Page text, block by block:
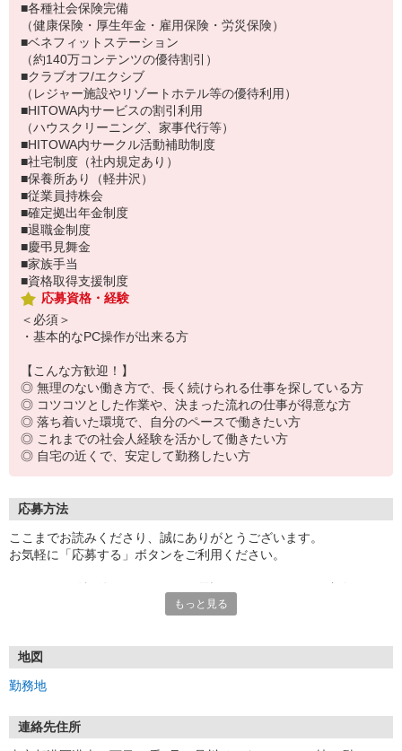
■各種社会保険完備
（健康保険・厚生年金・雇用保険・労災保険）
■ベネフィットステーション
（約140万コンテンツの優待割引）
■クラブオフ/エクシブ
（レジャー施設やリゾートホテル等の優待利用）
■HITOWA内サービスの割引利用
（ハウスクリーニング、家事代行等）
■HITOWA内サークル活動補助制度
■社宅制度（社内規定あり）
■保養所あり（軽井沢）
■従業員持株会
■確定拠出年金制度
■退職金制度
■慶弔見舞金
■家族手当
■資格取得支援制度
応募資格・経験
＜必須＞
・基本的なPC操作が出来る方
【こんな方歓迎！】
◎ 無理のない働き方で、長く続けられる仕事を探している方
◎ コツコツとした作業や、決まった流れの仕事が得意な方
◎ 落ち着いた環境で、自分のペースで働きたい方
◎ これまでの社会人経験を活かして働きたい方
◎ 自宅の近くで、安定して勤務したい方
応募方法
ここまでお読みくださり、誠にありがとうございます。
お気軽に「応募する」ボタンをご利用ください。
お電話の際は「イーアイデムを見た」と伝えるとスムーズです。
もっと見る
地図
勤務地
連絡先住所